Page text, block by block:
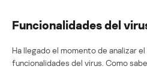
Funcionalidades del
Ha llegado el momento de analizar
funcionalidades del virus. Como